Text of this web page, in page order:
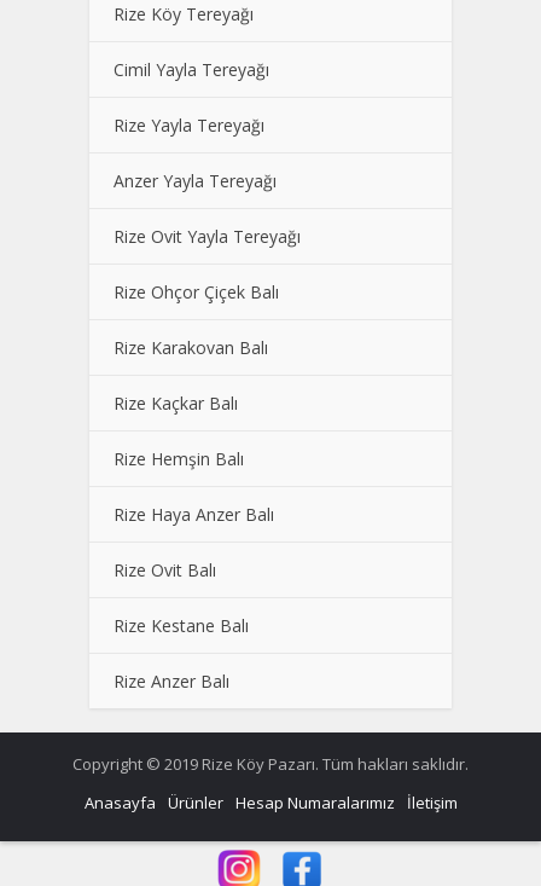
Rize Köy Tereyağı
Cimil Yayla Tereyağı
Rize Yayla Tereyağı
Anzer Yayla Tereyağı
Rize Ovit Yayla Tereyağı
Rize Ohçor Çiçek Balı
Rize Karakovan Balı
Rize Kaçkar Balı
Rize Hemşin Balı
Rize Haya Anzer Balı
Rize Ovit Balı
Rize Kestane Balı
Rize Anzer Balı
Copyright © 2019 Rize Köy Pazarı. Tüm hakları saklıdır.
Anasayfa
Ürünler Hesap Numaralarımız İletişim